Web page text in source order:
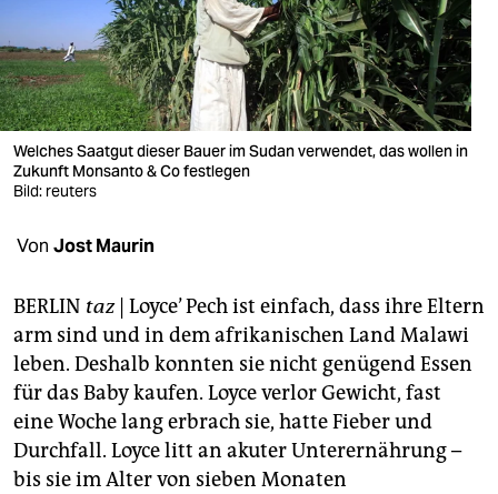
wahrheit
verlag
verlag
shop
fragen & hilfe
unterstützen
abo
genossenschaft
epaper login
Welches Saatgut dieser Bauer im Sudan verwendet, das wollen in
Zukunft Monsanto & Co festlegen
Bild: reuters
Von Jost Maurin
BERLIN taz| Loyce’ Pech ist einfach, dass ihre Eltern
arm sind und in dem afrikanischen Land Malawi
leben. Deshalb konnten sie nicht genügend Essen
für das Baby kaufen. Loyce verlor Gewicht, fast
eine Woche lang erbrach sie, hatte Fieber und
Durchfall. Loyce litt an akuter Unterernährung –
bis sie im Alter von sieben Monaten